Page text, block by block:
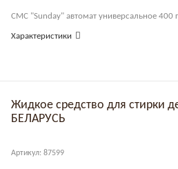
СМС "Sunday" автомат универсальное
Характеристики
Жидкое средство для стирки
БЕЛАРУСЬ
Артикул: 87599